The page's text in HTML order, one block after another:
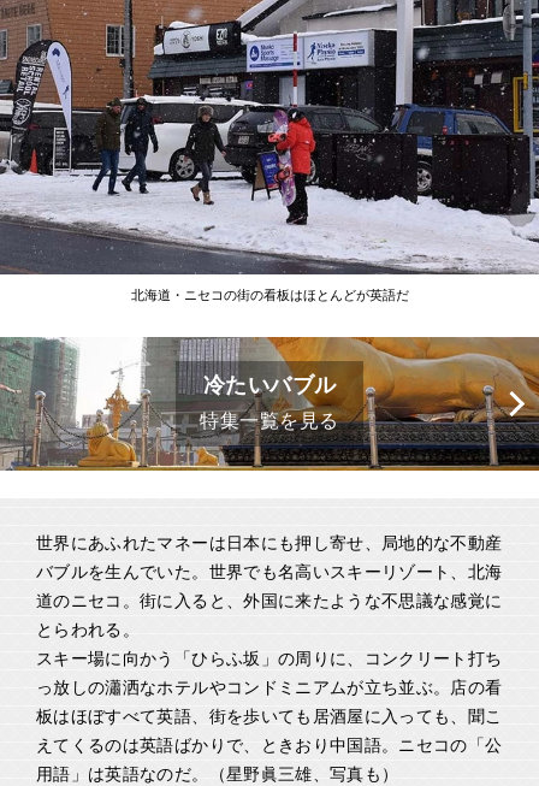
北海道・ニセコの街の看板はほとんどが英語だ
冷たいバブル
特集一覧を見る
世界にあふれたマネーは日本にも押し寄せ、局地的な不動産
バブルを生んでいた。世界でも名高いスキーリゾート、北海
道のニセコ。街に入ると、外国に来たような不思議な感覚に
とらわれる。
スキー場に向かう「ひらふ坂」の周りに、コンクリート打ち
っ放しの瀟洒なホテルやコンドミニアムが立ち並ぶ。店の看
板はほぼすべて英語、街を歩いても居酒屋に入っても、聞こ
えてくるのは英語ばかりで、ときおり中国語。ニセコの「公
用語」は英語なのだ。（星野眞三雄、写真も）